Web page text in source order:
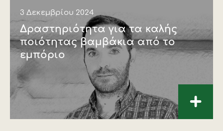
3 Δεκεμβρίου 2024
∆ραστηριότητα για τα καλής
ποιότητας βαµβάκια από το
εµπόριο
+